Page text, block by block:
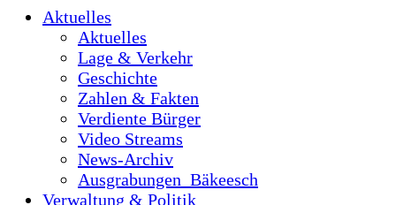
Aktuelles
Aktuelles
Lage & Verkehr
Geschichte
Zahlen & Fakten
Verdiente Bürger
Video Streams
News-Archiv
Ausgrabungen_Bäkeesch
Verwaltung & Politik